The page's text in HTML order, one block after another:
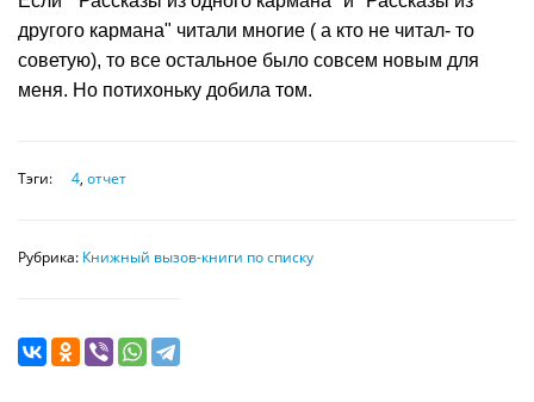
другого кармана" читали многие ( а кто не читал- то
советую), то все остальное было совсем новым для
меня. Но потихоньку добила том.
Тэги: 4, отчет
Рубрика: Книжный вызов-книги по списку